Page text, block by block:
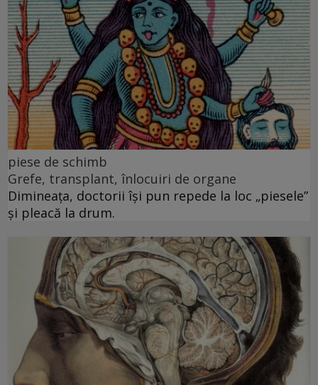
piese de schimb
Grefe, transplant, înlocuiri de organe
Dimineața, doctorii își pun repede la loc „piesele”
și pleacă la drum.